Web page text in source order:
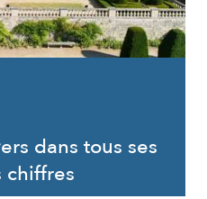
dans tous ses
chiffres